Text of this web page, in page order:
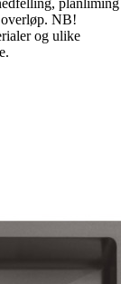
planliming
NB!
og ulike